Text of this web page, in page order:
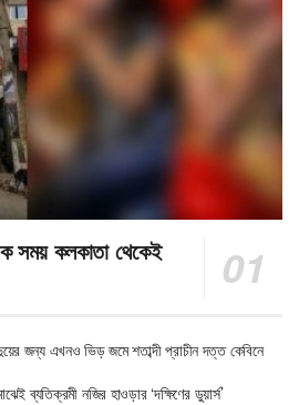
সময় কলকাতা থেকেই
জন্য এখনও ভিড় জমে শতাব্দী প্রাচীন দত্ত কেবিনে
ব্যতিক্রমী নজির হাওড়ার ‘দক্ষিণের ডুয়ার্স’